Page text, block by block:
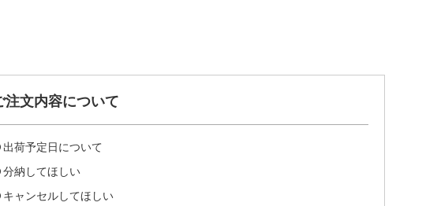
注文内容について
出荷予定日について
分納してほしい
キャンセルしてほしい